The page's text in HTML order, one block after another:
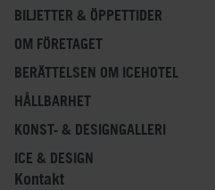
BILJETTER & ÖPPETTIDER
OM FÖRETAGET
BERÄTTELSEN OM ICEHOTEL
HÅLLBARHET
KONST- & DESIGNGALLERI
ICE & DESIGN
Kontakt